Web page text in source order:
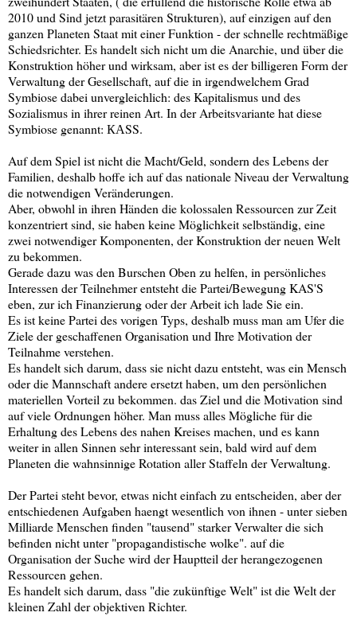
2010 und Sind jetzt parasitären Strukturen), auf einzigen auf den
ganzen Planeten Staat mit einer Funktion - der schnelle rechtmäßige
Schiedsrichter. Es handelt sich nicht um die Anarchie, und über die
Konstruktion höher und wirksam, aber ist es der billigeren Form der
Verwaltung der Gesellschaft, auf die in irgendwelchem Grad
Symbiose dabei unvergleichlich: des Kapitalismus und des
Sozialismus in ihrer reinen Art. In der Arbeitsvariante hat diese
Symbiose genannt: КАSS.
Auf dem Spiel ist nicht die Macht/Geld, sondern des Lebens der
Familien, deshalb hoffe ich auf das nationale Niveau der Verwaltung
die notwendigen Veränderungen.
Aber, obwohl in ihren Händen die kolossalen Ressourcen zur Zeit
konzentriert sind, sie haben keine Möglichkeit selbständig, eine
zwei notwendiger Komponenten, der Konstruktion der neuen Welt
zu bekommen.
Gerade dazu was den Burschen Oben zu helfen, in persönliches
Interessen der Teilnehmer entsteht die Partei/Bewegung KAS'S
eben, zur ich Finanzierung oder der Arbeit ich lade Sie ein.
Es ist keine Partei des vorigen Typs, deshalb muss man am Ufer die
Ziele der geschaffenen Organisation und Ihre Motivation der
Teilnahme verstehen.
Es handelt sich darum, dass sie nicht dazu entsteht, was ein Mensch
oder die Mannschaft andere ersetzt haben, um den persönlichen
materiellen Vorteil zu bekommen. das Ziel und die Motivation sind
auf viele Ordnungen höher. Man muss alles Mögliche für die
Erhaltung des Lebens des nahen Kreises machen, und es kann
weiter in allen Sinnen sehr interessant sein, bald wird auf dem
Planeten die wahnsinnige Rotation aller Staffeln der Verwaltung.
Der Partei steht bevor, etwas nicht einfach zu entscheiden, aber der
entschiedenen Aufgaben haengt wesentlich von ihnen - unter sieben
Milliarde Menschen finden "tausend" starker Verwalter die sich
befinden nicht unter "propagandistische wolke". auf die
Organisation der Suche wird der Hauptteil der herangezogenen
Ressourcen gehen.
Es handelt sich darum, dass "die zukünftige Welt" ist die Welt der
kleinen Zahl der objektiven Richter.